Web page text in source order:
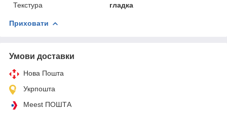
Текстура
гладка
Приховати
Умови доставки
Нова Пошта
Укрпошта
Meest ПОШТА